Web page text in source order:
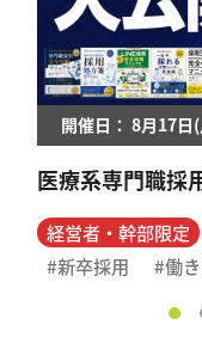
開催日： 8月17
医療系専門職採
経営者・幹部限定
新卒採用
働